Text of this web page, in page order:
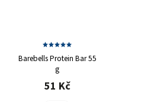
Barebells Protein Bar 55
g
51 Kč